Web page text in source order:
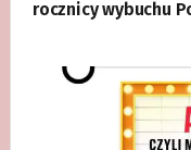
rocznicy wybuchu